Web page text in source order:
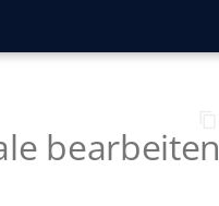
bearbeiten